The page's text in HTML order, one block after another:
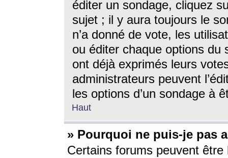
éditer un sondage, cliquez
sujet ; il y aura toujours le
n’a donné de vote, les
ou éditer chaque options du
ont déjà exprimés leurs
administrateurs peuvent
les options d’un sondage à
Haut
» Pourquoi ne puis-je pas
Certains forums peuvent être